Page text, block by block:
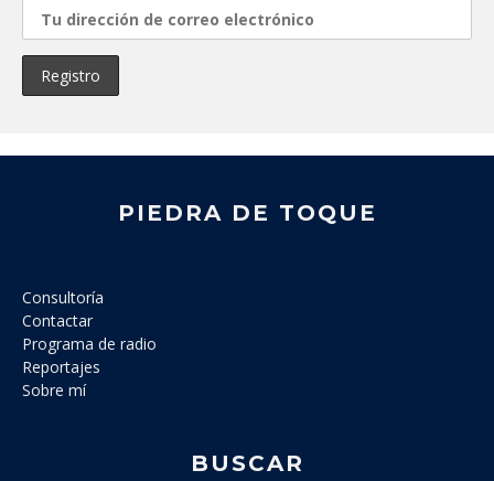
PIEDRA DE TOQUE
Consultoría
Contactar
Programa de radio
Reportajes
Sobre mí
BUSCAR